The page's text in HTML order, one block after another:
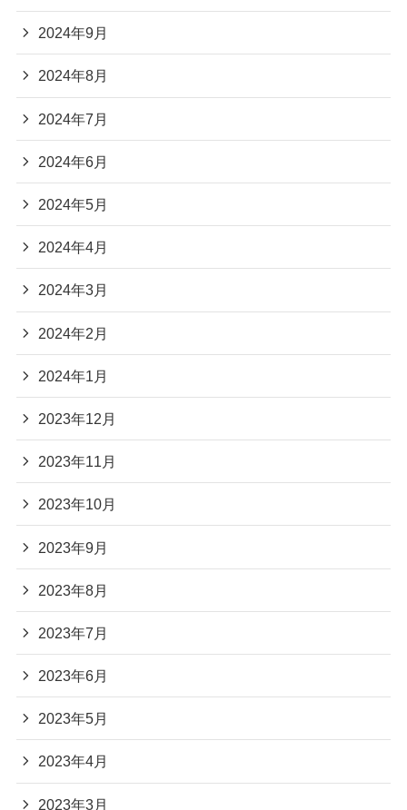
2024年9月
2024年8月
2024年7月
2024年6月
2024年5月
2024年4月
2024年3月
2024年2月
2024年1月
2023年12月
2023年11月
2023年10月
2023年9月
2023年8月
2023年7月
2023年6月
2023年5月
2023年4月
2023年3月